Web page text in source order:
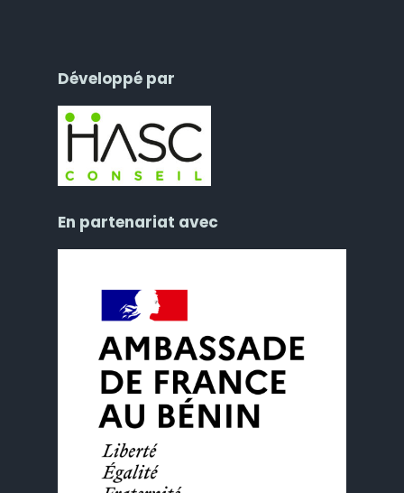
Développé par
En partenariat avec